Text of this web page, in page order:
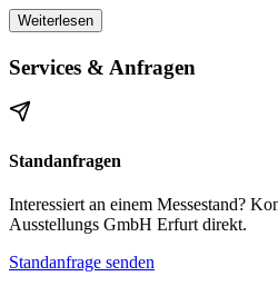
Alsfamiliengeführtes Unternehmen
freundschaftliches Verhältnis zu
Mittelpunkt.
Wir laden Sie herzlich ein, mehr über
RAM Regio – Unsere Aufgabe und
Weiterlesen
Services & Anfragen
Standanfragen
Interessiert an einem Messestand?
Ausstellungs GmbH Erfurt direkt.
Standanfrage senden